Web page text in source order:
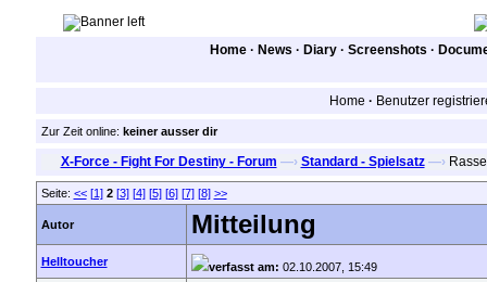
Home · News · Diary · Screenshots ·
Home · Benutzer
Zur Zeit online: keiner ausser dir
X-Force - Fight For Destiny - Forum —› Standard - Spielsatz —›
Seite: << [1] 2 [3] [4] [5] [6] [7] [8] >>
Autor Mitteilung
Helltoucher verfasst am: 02.10.2007, 15:49